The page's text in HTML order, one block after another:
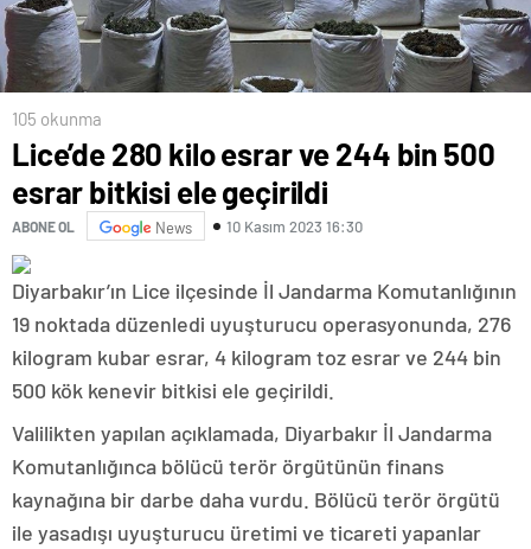
105 okunma
Lice’de 280 kilo esrar ve 244 bin 500
esrar bitkisi ele geçirildi
ABONE OL News 10 Kasım 2023 16:30
Diyarbakır’ın Lice ilçesinde İl Jandarma Komutanlığının
19 noktada düzenledi uyuşturucu operasyonunda, 276
kilogram kubar esrar, 4 kilogram toz esrar ve 244 bin
500 kök kenevir bitkisi ele geçirildi.
Valilikten yapılan açıklamada, Diyarbakır İl Jandarma
Komutanlığınca bölücü terör örgütünün finans
kaynağına bir darbe daha vurdu. Bölücü terör örgütü
ile yasadışı uyuşturucu üretimi ve ticareti yapanlar